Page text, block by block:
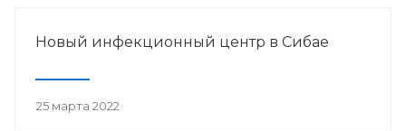
Новый инфекционный центр в Сибае
25 марта 2022